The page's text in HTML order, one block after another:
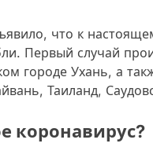
что к
Первый случай
городе Ухань, а
Таиланд,
коронавирус?